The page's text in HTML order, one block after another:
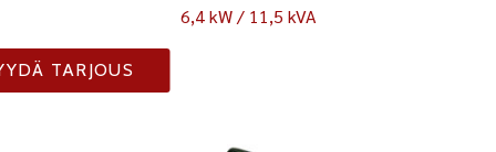
6,4 kW / 11,5 kVA
TARJOUS